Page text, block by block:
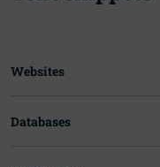
Websites
Databases